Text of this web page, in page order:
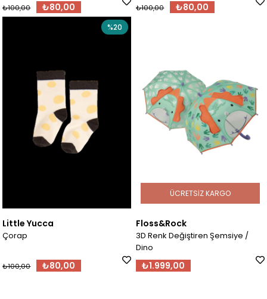
₺80,00
₺100,00 ₺80,00
₺100,00
Little Yucca
Çorap
₺80,00
₺100,00
%20
Floss&Rock
3D Renk Değiştiren Şemsiye /
Dino
₺1.999,00
ÜCRETSIZ KARGO